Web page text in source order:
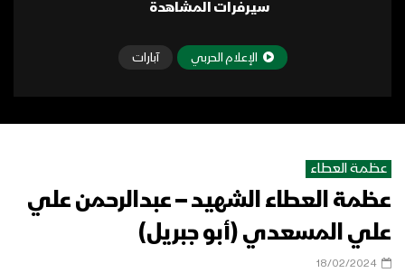
سيرفرات المشاهدة
الإعلام الحربي آبارات
عظمة العطاء
عظمة العطاء الشهيد – عبدالرحمن علي
علي المسعدي (أبو جبريل)
18/02/2024